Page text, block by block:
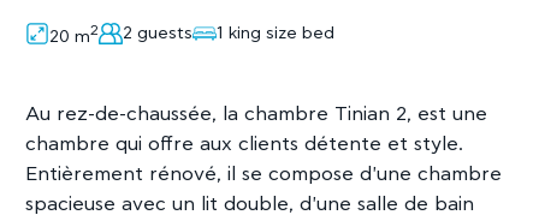
20 m2 2 guests 1 king size bed
Au rez-de-chaussée, la chambre Tinian 2, est une
chambre qui offre aux clients détente et style.
Entièrement rénové, il se compose d'une chambre
spacieuse avec un lit double, d'une salle de bain